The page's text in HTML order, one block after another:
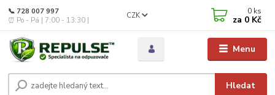
Menu
CZK
Hledat
📞 728 007 997
⏰ Po - Pá | 7:00 - 13:30 |
0 ks
za 0 Kč